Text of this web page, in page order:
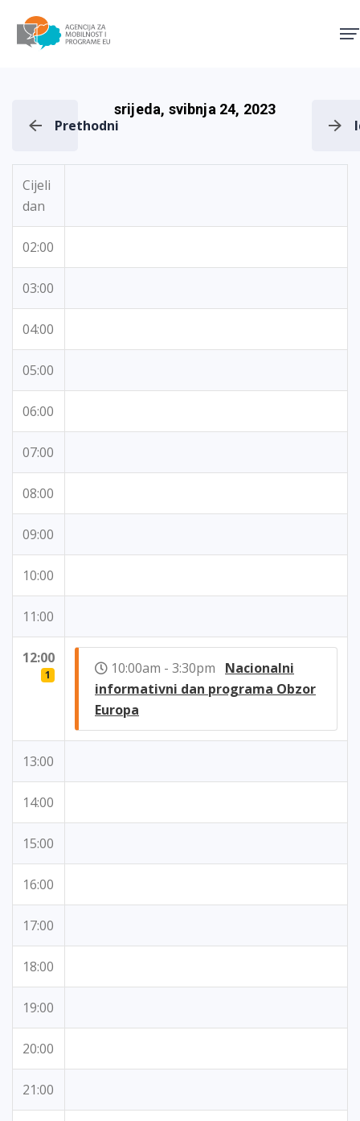
Prethodni
srijeda, svibnja 24, 2023
Cijeli
dan
02:00
03:00
04:00
05:00
06:00
07:00
08:00
09:00
10:00
11:00
12:00
1 10:00am - 3:30pm Nacionalni
informativni dan programa Obzor
Europa
13:00
14:00
15:00
16:00
17:00
18:00
19:00
20:00
21:00